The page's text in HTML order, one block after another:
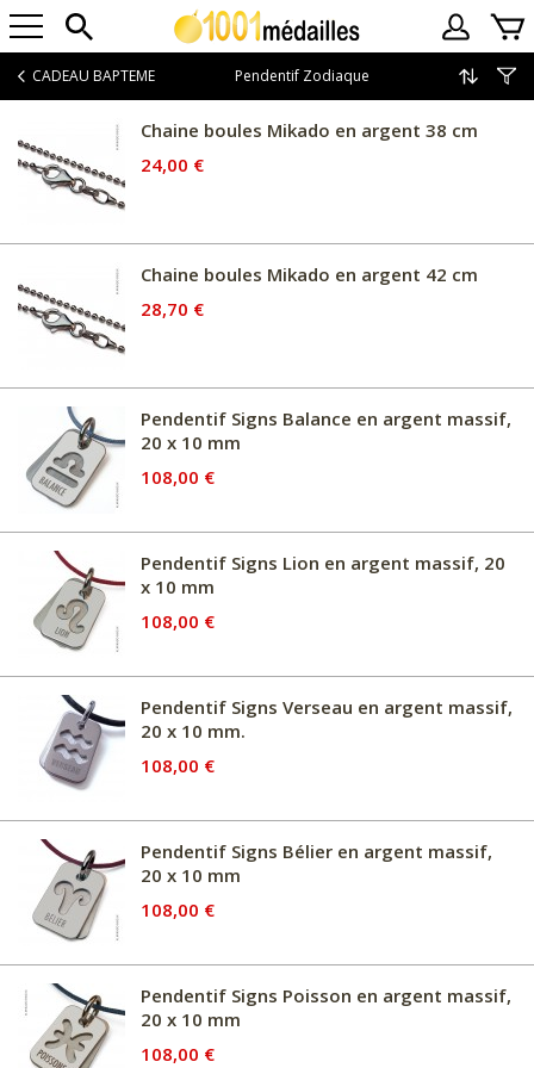
CADEAU BAPTEME Pendentif Zodiaque
Chaine boules Mikado en argent 38 cm
24,00 €
Chaine boules Mikado en argent 42 cm
28,70 €
Pendentif Signs Balance en argent massif,
20 x 10 mm
108,00 €
Pendentif Signs Lion en argent massif, 20
x 10 mm
108,00 €
Pendentif Signs Verseau en argent massif,
20 x 10 mm.
108,00 €
Pendentif Signs Bélier en argent massif,
20 x 10 mm
108,00 €
Pendentif Signs Poisson en argent massif,
20 x 10 mm
108,00 €